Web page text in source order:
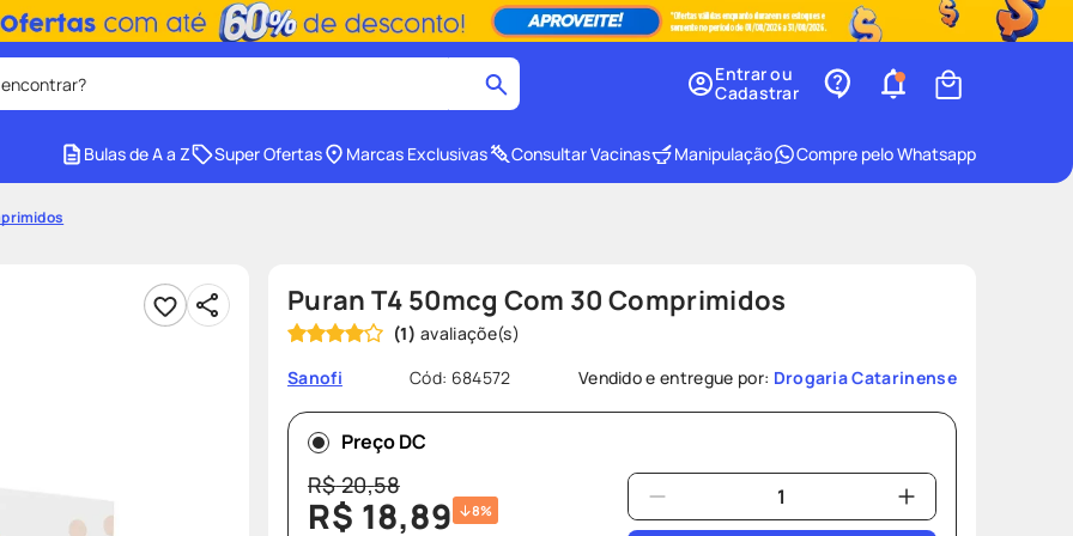
facial
8º protetor solar
fralda pampers
Entrar ou
Cadastrar
Bulas de A a Z Super Ofertas Marcas Exclusivas Consultar Vacinas Manipulação Compre pelo Whatsapp
Puran T4 50mcg Com 30 Comprimidos
(1)
Sanofi
Cód: 684572 Vendido e entregue por: Drogaria Catarinense
Preço DC
R$20,58
R$ 18,89 8%